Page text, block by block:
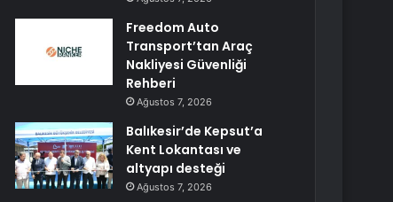
Freedom Auto
Transport’tan Araç
Nakliyesi Güvenliği
Rehberi
Ağustos 7, 2026
Balıkesir’de Kepsut’a
Kent Lokantası ve
altyapı desteği
Ağustos 7, 2026